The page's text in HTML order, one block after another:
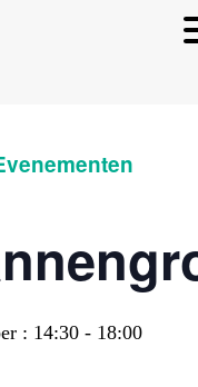
: 14:30 - 18:00